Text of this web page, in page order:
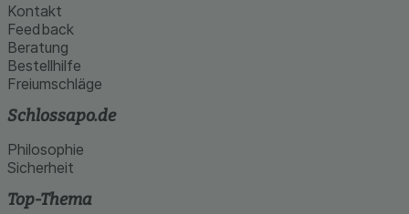
Kontakt
Feedback
Beratung
Bestellhilfe
Freiumschläge
Schlossapo.de
Philosophie
Sicherheit
Top-Thema